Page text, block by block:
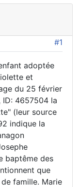
#1
adoptée
et
du 25 février
ID: 4657504 la
(leur source
indique la
baptême des
que
famille. Marie